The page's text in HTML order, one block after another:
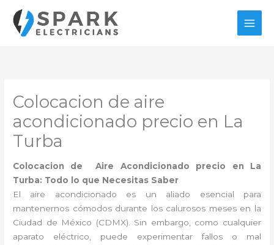
contenido
Colocacion de aire
acondicionado precio en La
Turba
Colocacion de Aire Acondicionado precio en La
Turba: Todo lo que Necesitas Saber
El aire acondicionado es un aliado esencial para
mantenernos cómodos durante los calurosos meses en la
Ciudad de México (CDMX). Sin embargo, como cualquier
aparato eléctrico, puede experimentar fallos o mal